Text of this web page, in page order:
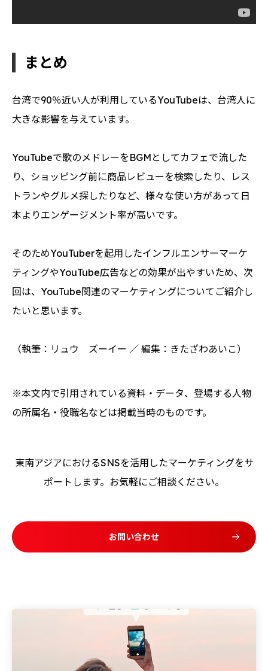
まとめ
台湾で90％近い人が利用しているYouTubeは、台湾人に
大きな影響を与えています。
YouTubeで歌のメドレーをBGMとしてカフェで流した
り、ショッピング前に商品レビューを検索したり、レス
トランやグルメ探したりなど、様々な使い方があって日
本よりエンゲージメント率が高いです。
そのためYouTuberを起用したインフルエンサーマーケ
ティングやYouTube広告などの効果が出やすいため、次
回は、YouTube関連のマーケティングについてご紹介し
たいと思います。
（執筆：リュウ ズーイー ／ 編集：きたざわあいこ）
※本文内で引用されている資料・データ、登場する人物
の所属名・役職名などは掲載当時のものです。
東南アジアにおけるSNSを活用したマーケティングをサ
ポートします。お気軽にご相談ください。
お問い合わせ